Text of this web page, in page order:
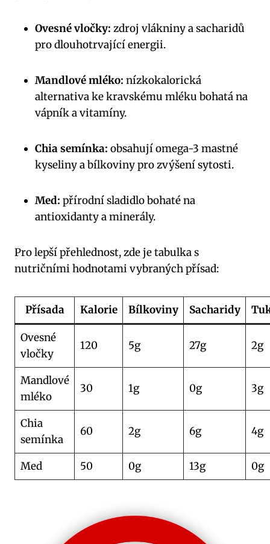
Ovesné vločky: zdroj vlákniny a sacharidů
pro dlouhotrvající energii.
Mandlové mléko: nízkokalorická
alternativa ke kravskému mléku bohatá na
vápník a vitamíny.
Chia semínka: obsahují omega-3 mastné
kyseliny a bílkoviny pro zvýšení sytosti.
Med: přírodní sladidlo bohaté na
antioxidanty a minerály.
Pro lepší přehlednost, zde je tabulka s
nutričními hodnotami vybraných přísad:
Přísada Kalorie Bílkoviny Sacharidy
Ovesné
vločky
120 5g 27g 2g
Mandlové
mléko
30 1g 0g 3g
Chia
semínka
60 2g 6g 4g
Med 50 0g 13g 0g